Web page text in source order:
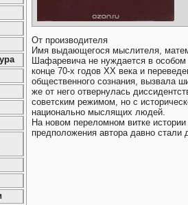
От производителя
Имя выдающегося мыслителя,
Шафаревича не нуждается в
конце 70-х годов XX века и
общественного сознания, вызвала
же от него отвернулась
советским режимом, но с
национально мыслящих людей.
На новом переломном витке
предположения автора давно стали